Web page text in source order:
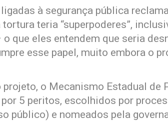
à segurança pública
tortura teria “superpoderes”,
que eles entendem que seria
esse papel, muito embora o
projeto, o Mecanismo Estadual de
5 peritos, escolhidos por
público) e nomeados pela